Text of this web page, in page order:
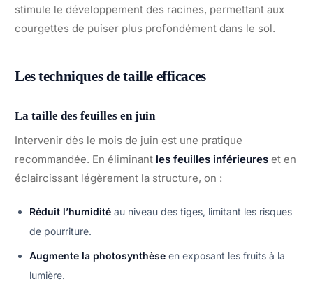
stimule le développement des racines, permettant aux
courgettes de puiser plus profondément dans le sol.
Les techniques de taille efficaces
La taille des feuilles en juin
Intervenir dès le mois de juin est une pratique
recommandée. En éliminant les feuilles inférieures et en
éclaircissant légèrement la structure, on :
Réduit l’humidité au niveau des tiges, limitant les risques
de pourriture.
Augmente la photosynthèse en exposant les fruits à la
lumière.